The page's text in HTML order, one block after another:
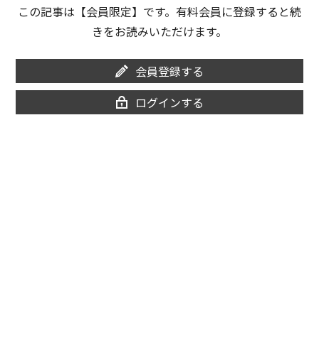
この記事は【会員限定】です。有料会員に登録すると続
きをお読みいただけます。
会員登録する
ログインする